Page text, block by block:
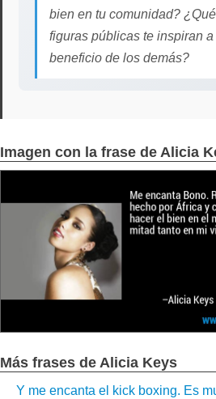
bien en tu comunidad?
figuras públicas te inspiran
beneficio de los demás?
Imagen con la frase de Alicia
Más frases de Alicia Keys
Y me encanta el kick boxing. Es